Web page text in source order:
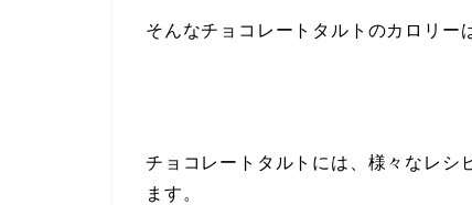
そんなチョコレートタルトのカロリー
チョコレートタルトには、様々なレシ
ます。